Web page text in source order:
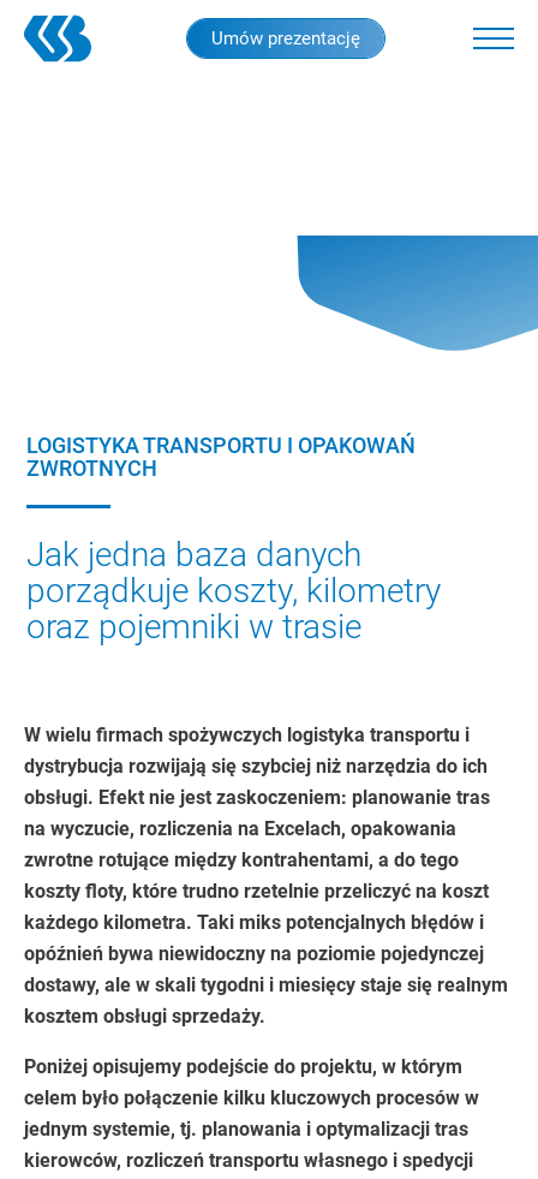
Skip
Umów prezentację
LOGISTYKA TRANSPORTU I OPAKOWAŃ
ZWROTNYCH
Jak jedna baza danych
porządkuje koszty, kilometry
oraz pojemniki w trasie
W wielu firmach spożywczych logistyka transportu i
dystrybucja rozwijają się szybciej niż narzędzia do ich
obsługi. Efekt nie jest zaskoczeniem: planowanie tras
na wyczucie, rozliczenia na Excelach, opakowania
zwrotne rotujące między kontrahentami, a do tego
koszty floty, które trudno rzetelnie przeliczyć na koszt
każdego kilometra. Taki miks potencjalnych błędów i
opóźnień bywa niewidoczny na poziomie pojedynczej
dostawy, ale w skali tygodni i miesięcy staje się realnym
kosztem obsługi sprzedaży.
Poniżej opisujemy podejście do projektu, w którym
celem było połączenie kilku kluczowych procesów w
jednym systemie, tj. planowania i optymalizacji tras
kierowców, rozliczeń transportu własnego i spedycji